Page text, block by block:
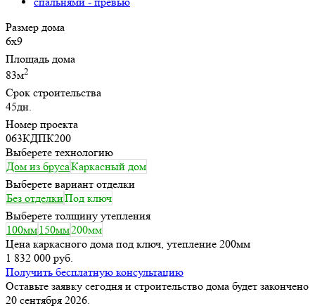
Размер дома
6х9
Площадь дома
83м2
Срок строительства
45дн.
Номер проекта
063КДПК200
Выберете технологию
Дом из брусаКаркасный дом
Выберете вариант отделки
Без отделкиПод ключ
Выберете толщину утепления
100мм 150мм200мм
Цена каркасного дома под ключ, утепление 200мм
1 832 000 руб.
Получить бесплатную консультацию
Оставьте заявку сегодня и строительство дома будет закончено
20 сентября 2026.